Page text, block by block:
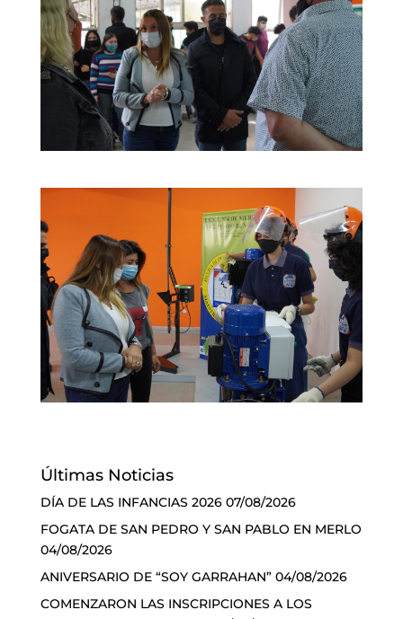
Últimas Noticias
DÍA DE LAS INFANCIAS 2026 07/08/2026
FOGATA DE SAN PEDRO Y SAN PABLO EN MERLO
04/08/2026
ANIVERSARIO DE “SOY GARRAHAN” 04/08/2026
COMENZARON LAS INSCRIPCIONES A LOS